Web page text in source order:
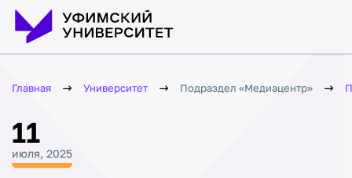
Главная Университет Подраздел «Медиацентр»
11
июля, 2025